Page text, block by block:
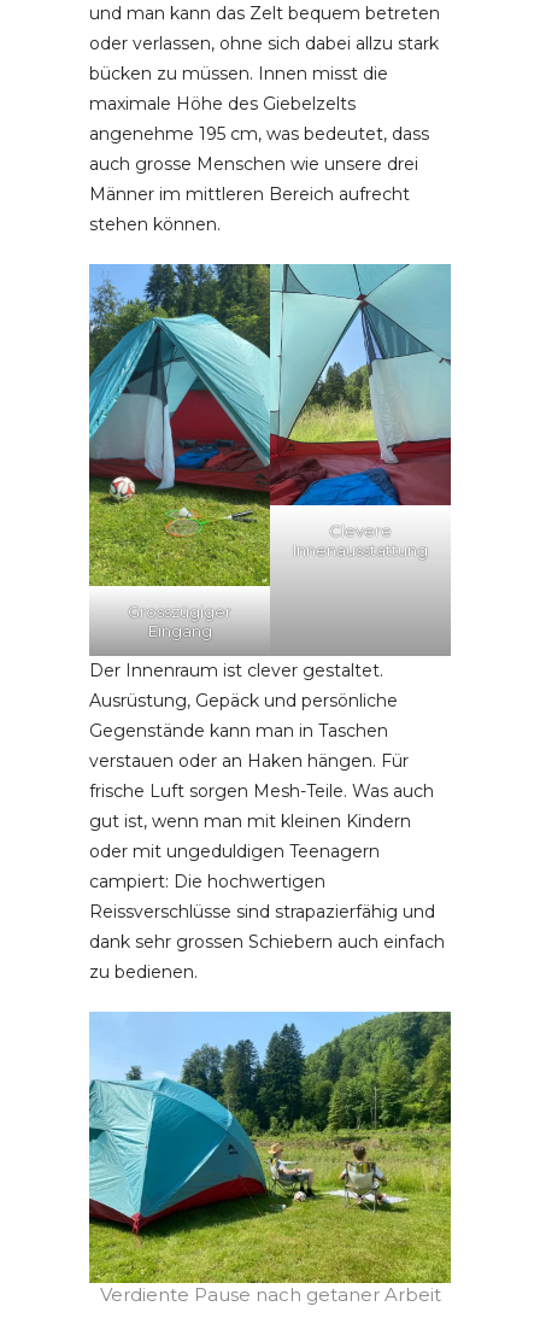
und man kann das Zelt bequem betreten
oder verlassen, ohne sich dabei allzu stark
bücken zu müssen. Innen misst die
maximale Höhe des Giebelzelts
angenehme 195 cm, was bedeutet, dass
auch grosse Menschen wie unsere drei
Männer im mittleren Bereich aufrecht
stehen können.
Grosszügiger
Eingang
Clevere
Innenausstattung
Der Innenraum ist clever gestaltet.
Ausrüstung, Gepäck und persönliche
Gegenstände kann man in Taschen
verstauen oder an Haken hängen. Für
frische Luft sorgen Mesh-Teile. Was auch
gut ist, wenn man mit kleinen Kindern
oder mit ungeduldigen Teenagern
campiert: Die hochwertigen
Reissverschlüsse sind strapazierfähig und
dank sehr grossen Schiebern auch einfach
zu bedienen.
Verdiente Pause nach getaner Arbeit